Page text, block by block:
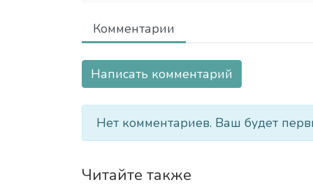
Комментарии
Написать комментарий
Нет комментариев. Ваш будет
Читайте также